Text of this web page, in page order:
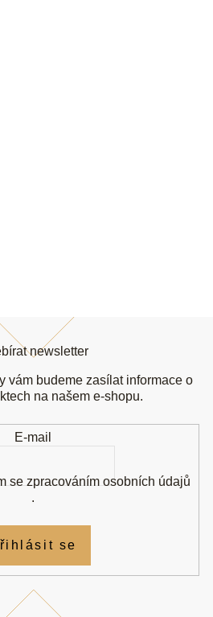
newsletter
vám budeme zasílat informace o
na našem e-shopu.
E-mail
se zpracováním osobních údajů
.
se